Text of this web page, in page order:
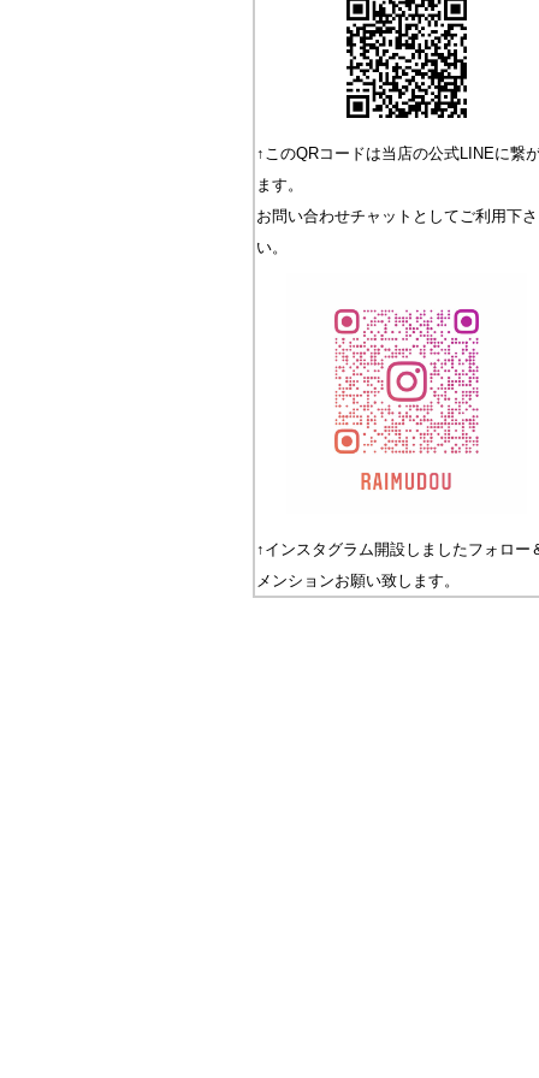
↑このQRコードは当店の公式LINEに繋
ます。
お問い合わせチャットとしてご利用下さ
い。
↑インスタグラム開設しましたフォロー
メンションお願い致します。